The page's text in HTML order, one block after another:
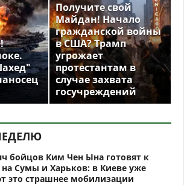
Получите свой
Майдан! Начало
гражданской войны
в США? Трамп
угрожает
протестантам в
случае захвата
госучреждений
бойцов Ким Чен Ына готовят к
на Сумы и Харьков: в Киеве уже
это страшнее мобилизации